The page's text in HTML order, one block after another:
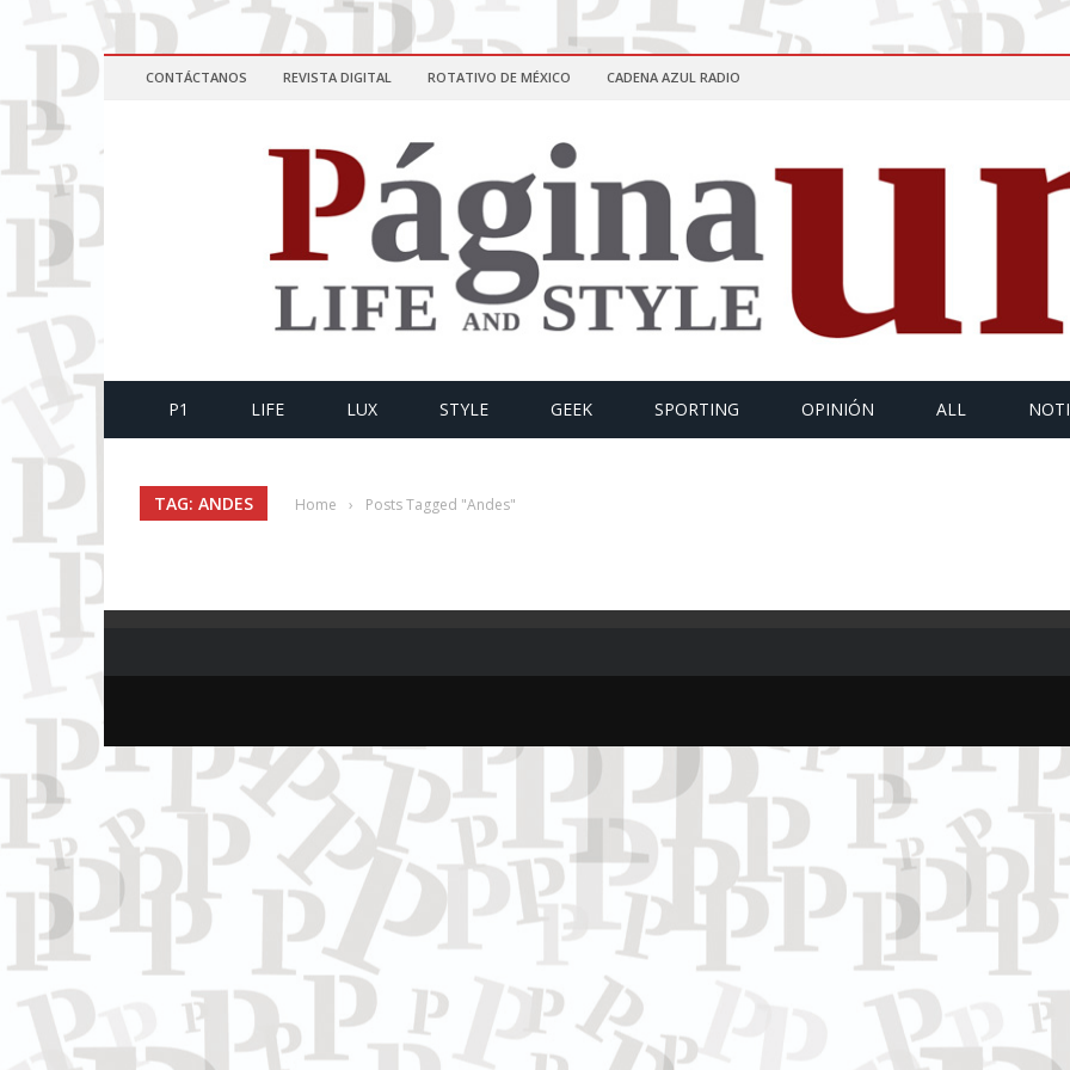
CONTÁCTANOS REVISTA DIGITAL ROTATIVO DE MÉXICO CADENA AZUL RADIO
P1 LIFE LUX STYLE GEEK SPORTING OPINIÓN ALL
TAG: ANDES Home › Posts Tagged "Andes"